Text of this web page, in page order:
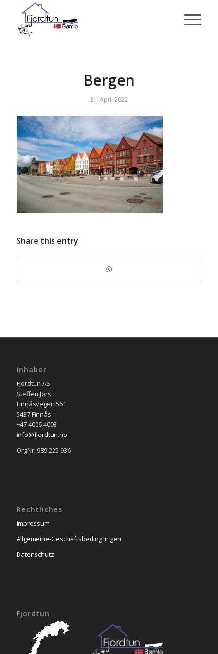
Bergen
21. April 2022
Share this entry
Inhaber
Fjordtun AS
Steffen Jørs
Finnåsvegen 561
5437 Finnås
+47 4006 4003
info@fjordtun.no
OrgNr: 989 225 936
Rechtliches
Impressum
Allgemeine-Geschäftsbedingungen
Datenschutz
Fjordtun